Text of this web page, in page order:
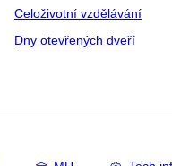
Celoživotní vzdělávání
Dny otevřených dveří